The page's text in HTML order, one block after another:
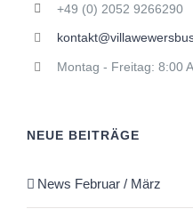
+49 (0) 2052 9266290
Montag - Freitag: 8:00
NEUE BEITRÄGE
News Februar / März